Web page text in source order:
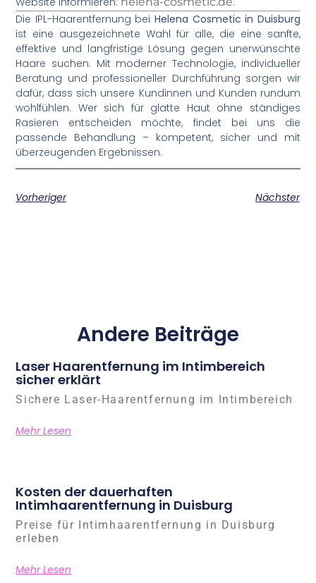
Die IPL-Haarentfernung bei Helena Cosmetic in Duisburg
ist eine ausgezeichnete Wahl für alle, die eine sanfte,
effektive und langfristige Lösung gegen unerwünschte
Haare suchen. Mit moderner Technologie, individueller
Beratung und professioneller Durchführung sorgen wir
dafür, dass sich unsere Kundinnen und Kunden rundum
wohlfühlen. Wer sich für glatte Haut ohne ständiges
Rasieren entscheiden möchte, findet bei uns die
passende Behandlung – kompetent, sicher und mit
überzeugenden Ergebnissen.
Vorheriger Nächster
Andere Beiträge
Laser Haarentfernung im Intimbereich
sicher erklärt
Sichere Laser-Haarentfernung im Intimbereich
Mehr Lesen
Kosten der dauerhaften
Intimhaarentfernung in Duisburg
Preise für Intimhaarentfernung in Duisburg
erleben
Mehr Lesen